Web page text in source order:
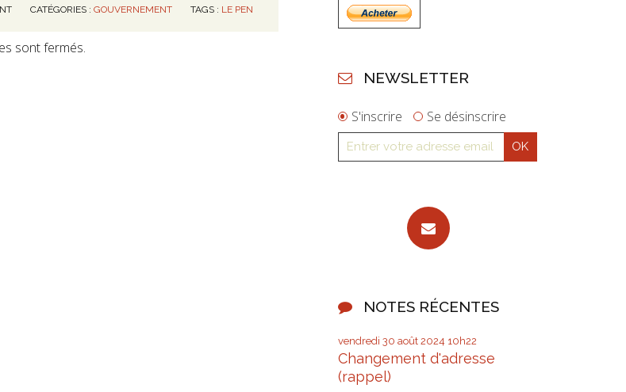
CATÉGORIES :GOUVERNEMENT TAGS : LE PEN
sont fermés.
NEWSLETTER
S'inscrire Se désinscrire
NOTES RÉCENTES
vendredi 30 août 2024 10h22
Changement d'adresse
(rappel)